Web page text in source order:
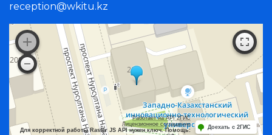
reception@wkitu.kz
Работает на API 2ГИС
Лицензионное соглашение
Для корректной работы Raster JS API нужен ключ. Помощь:
Доехать с 2ГИС